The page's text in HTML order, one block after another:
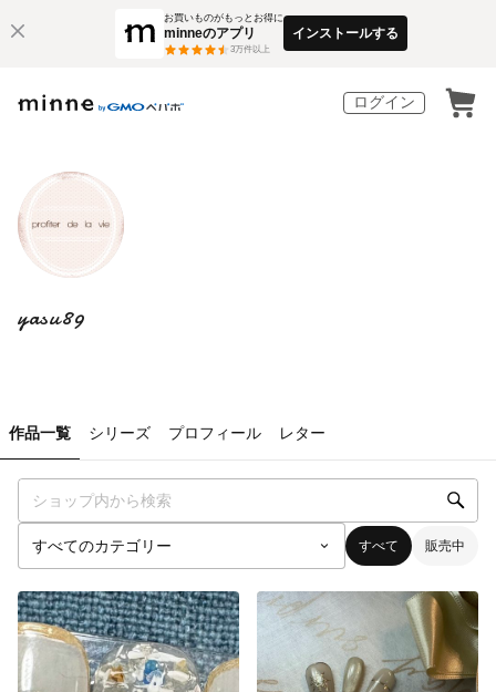
お買いものがもっとお得に
minneのアプリ
3万件以上
インストールする
ログイン
yasu89
作品一覧 シリーズ プロフィール レター
すべて 販売中